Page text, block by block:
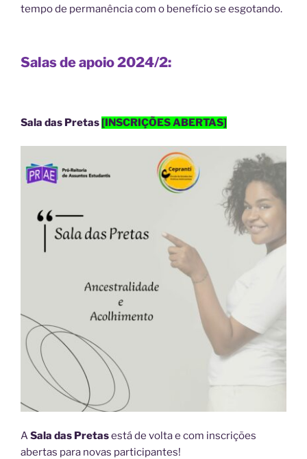
tempo de permanência com o benefício se esgotando.
Salas de apoio 2024/2:
Sala das Pretas[INSCRIÇÕES ABERTAS]
ASala das Pretasestá de volta e com inscrições
abertas para novas participantes!